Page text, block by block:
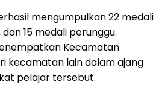
mengumpulkan 22 medali
15 medali perunggu.
Kecamatan
kecamatan lain dalam ajang
pelajar tersebut.